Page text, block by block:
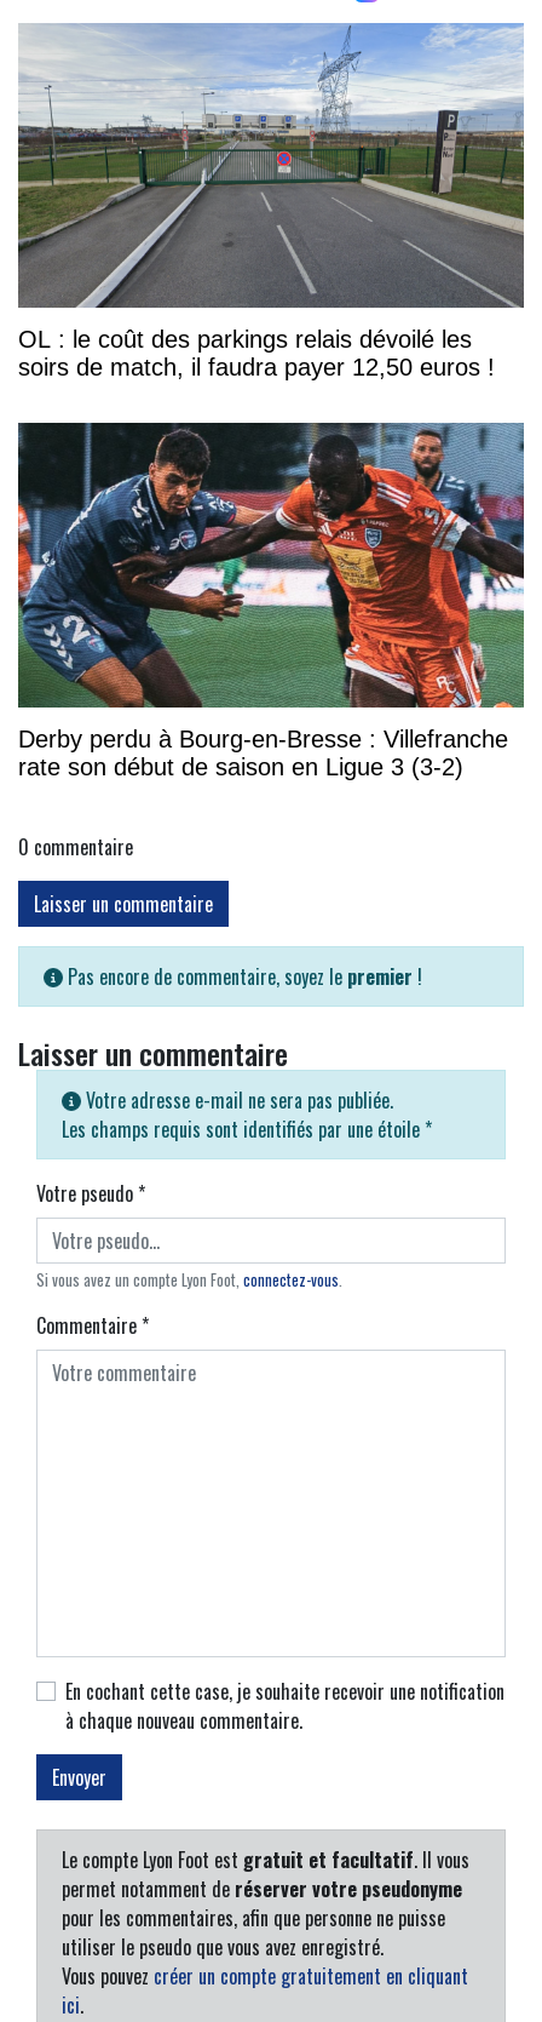
OL : le coût des parkings relais dévoilé les
soirs de match, il faudra payer 12,50 euros !
Derby perdu à Bourg-en-Bresse : Villefranche
rate son début de saison en Ligue 3 (3-2)
0 commentaire
Laisser un commentaire
Pas encore de commentaire, soyez le premier !
Laisser un commentaire
Votre adresse e-mail ne sera pas publiée.
Les champs requis sont identifiés par une étoile *
Votre pseudo*
Si vous avez un compte Lyon Foot, connectez-vous.
Commentaire*
En cochant cette case, je souhaite recevoir une notification
à chaque nouveau commentaire.
Le compte Lyon Foot est gratuit et facultatif. Il vous
permet notamment de réserver votre pseudonyme
pour les commentaires, afin que personne ne puisse
utiliser le pseudo que vous avez enregistré.
Vous pouvez créer un compte gratuitement en cliquant
ici.